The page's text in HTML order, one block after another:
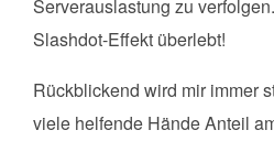
Serverauslastung zu
Slashdot-Effekt überlebt!
Rückblickend wird mir immer
viele helfende Hände Anteil